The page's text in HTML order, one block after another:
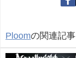
Ploomの関連記事